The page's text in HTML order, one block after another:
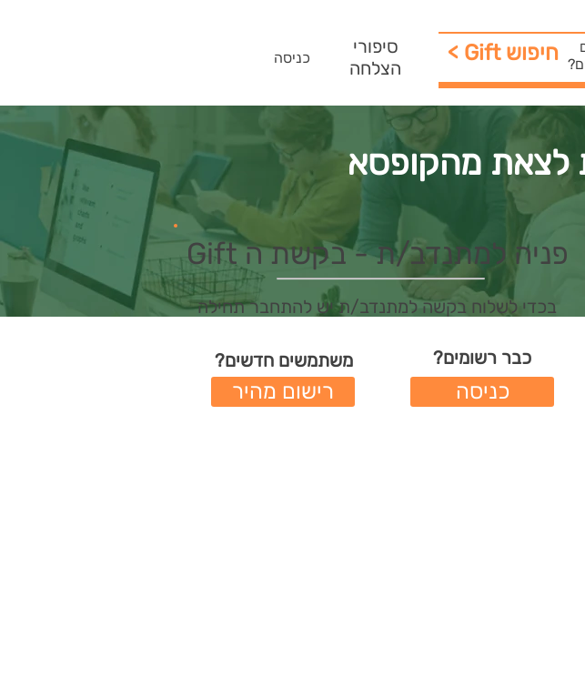
כניסה
סיפורי
הצלחה
< Gift חיפוש
לצאת מהקופסא
פניה למתנדב/ת - בקשת ה Gift
בכדי לשלוח בקשה למתנדב/ת יש להתחבר תחילה
משתמשים חדשים?
רישום מהיר
כבר רשומים?
כניסה